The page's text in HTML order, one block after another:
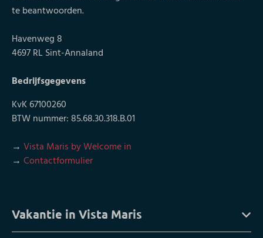
te beantwoorden.
Havenweg 8
4697 RL Sint-Annaland
Bedrijfsgegevens
KvK 67100260
BTW nummer: 85.68.30.318.B.01
→ Vista Maris by Welcome in
→ Contactformulier
Vakantie in Vista Maris